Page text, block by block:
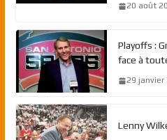
20 août
Playoffs :
face à
29 janvier
Lenny